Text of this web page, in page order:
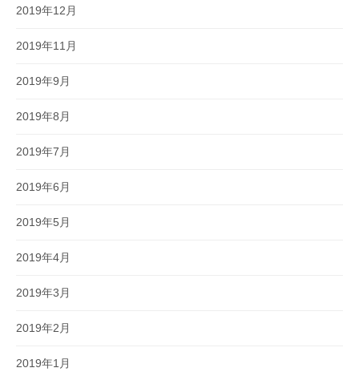
2019年12月
2019年11月
2019年9月
2019年8月
2019年7月
2019年6月
2019年5月
2019年4月
2019年3月
2019年2月
2019年1月